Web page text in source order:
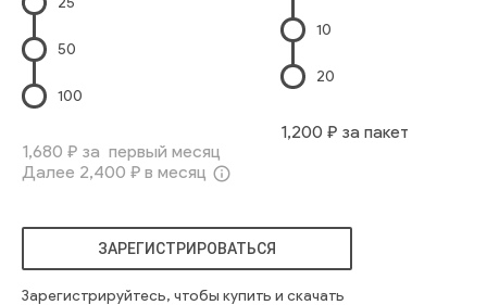
50
100
1,680 ₽ за первый месяц
Далее 2,400 ₽ в месяц info_outline
10
20
1,200 ₽ за пакет
ЗАРЕГИСТРИРОВАТЬСЯ
Зарегистрируйтесь, чтобы купить и скачать